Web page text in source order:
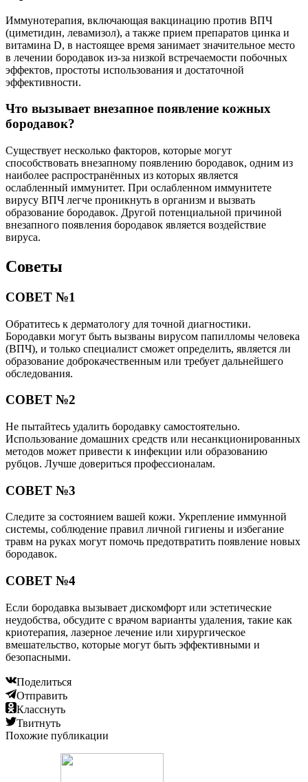
Иммунотерапия, включающая вакцинацию против ВПЧ
(циметидин, левамизол), а также прием препаратов цинка и
витамина D, в настоящее время занимает значительное место
в лечении бородавок из-за низкой встречаемости побочных
эффектов, простоты использования и достаточной
эффективности.
Что вызывает внезапное появление кожных
бородавок?
Существует несколько факторов, которые могут
способствовать внезапному появлению бородавок, одним из
наиболее распространённых из которых является
ослабленный иммунитет. При ослабленном иммунитете
вирусу ВПЧ легче проникнуть в организм и вызвать
образование бородавок. Другой потенциальной причиной
внезапного появления бородавок является воздействие
вируса.
Советы
СОВЕТ №1
Обратитесь к дерматологу для точной диагностики.
Бородавки могут быть вызваны вирусом папилломы человека
(ВПЧ), и только специалист сможет определить, является ли
образование доброкачественным или требует дальнейшего
обследования.
СОВЕТ №2
Не пытайтесь удалить бородавку самостоятельно.
Использование домашних средств или несанкционированных
методов может привести к инфекции или образованию
рубцов. Лучше довериться профессионалам.
СОВЕТ №3
Следите за состоянием вашей кожи. Укрепление иммунной
системы, соблюдение правил личной гигиены и избегание
травм на руках могут помочь предотвратить появление новых
бородавок.
СОВЕТ №4
Если бородавка вызывает дискомфорт или эстетические
неудобства, обсудите с врачом варианты удаления, такие как
криотерапия, лазерное лечение или хирургическое
вмешательство, которые могут быть эффективными и
безопасными.
Поделиться
Отправить
Класснуть
Твитнуть
Похожие публикации